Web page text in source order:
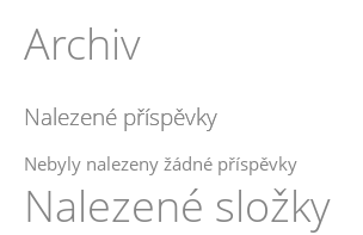
Archiv
Nalezené příspěvky
Nebyly nalezeny žádné příspěvky
Nalezené složky